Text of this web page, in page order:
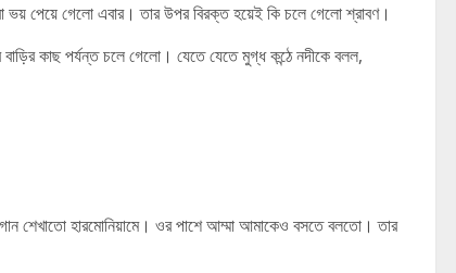
পেয়ে গেলো এবার। তার উপর বিরক্ত হয়েই কি চলে গেলো শ্রাবণ।
কাছ পর্যন্ত চলে গেলো। যেতে যেতে মুগ্ধ কন্ঠে নদীকে বলল,
শেখাতো হারমোনিয়ামে। ওর পাশে আম্মা আমাকেও বসতে বলতো। তার